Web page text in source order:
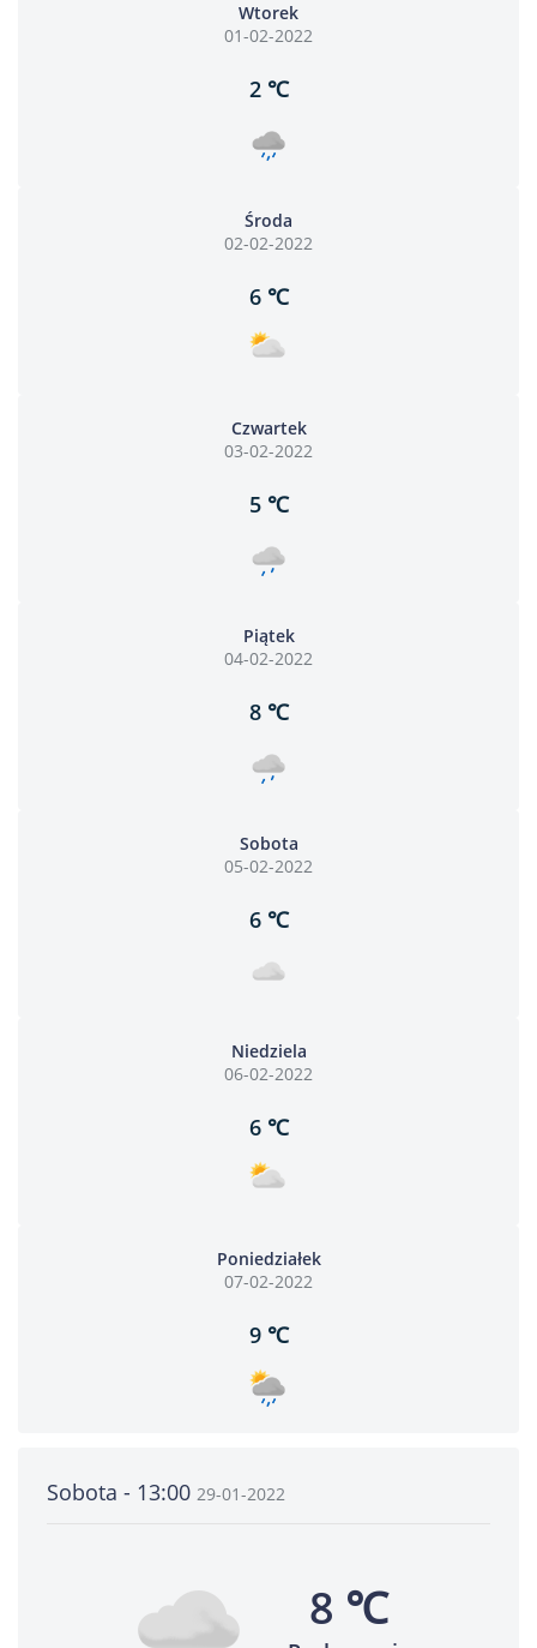
Wtorek
01-02-2022
2 ℃
Środa
02-02-2022
6 ℃
Czwartek
03-02-2022
5 ℃
Piątek
04-02-2022
8 ℃
Sobota
05-02-2022
6 ℃
Niedziela
06-02-2022
6 ℃
Poniedziałek
07-02-2022
9 ℃
Sobota - 13:00 29-01-2022
8 ℃